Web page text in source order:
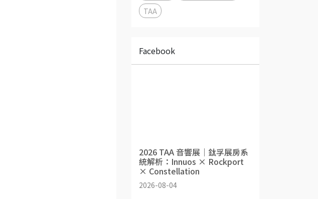
TAA
Facebook
2026 TAA 音響展｜鈦孚展房系
統解析：Innuos × Rockport
× Constellation
2026-08-04